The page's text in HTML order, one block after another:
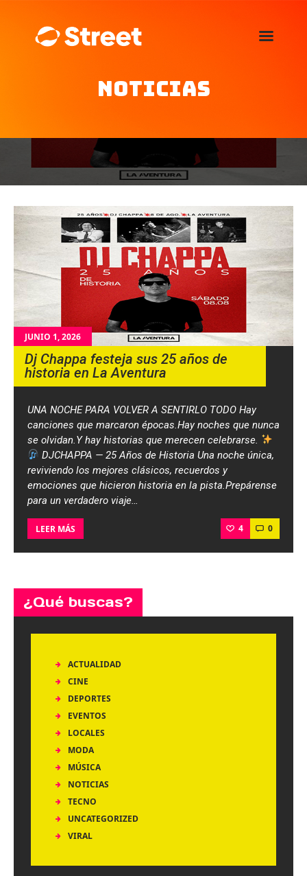
Noticias
La Street FM 101.5
Noticias
Agenda
Publicitá
Familia de auspiciantes
JUNIO 1, 2026
Dj Chappa festeja sus 25 años de
historia en La Aventura
UNA NOCHE PARA VOLVER A SENTIRLO TODO Hay
canciones que marcaron épocas.Hay noches que nunca
se olvidan.Y hay historias que merecen celebrarse.
DJCHAPPA — 25 Años de Historia Una noche única,
reviviendo los mejores clásicos, recuerdos y
emociones que hicieron historia en la pista.Prepárense
para un verdadero viaje…
LEER MÁS 4 0
¿Qué buscas?
ACTUALIDAD
CINE
DEPORTES
EVENTOS
LOCALES
MODA
MÚSICA
NOTICIAS
TECNO
UNCATEGORIZED
VIRAL